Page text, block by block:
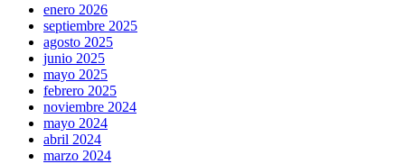
enero 2026
septiembre 2025
agosto 2025
junio 2025
mayo 2025
febrero 2025
noviembre 2024
mayo 2024
abril 2024
marzo 2024